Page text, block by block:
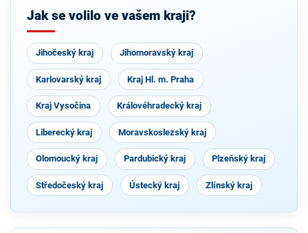
Jak se volilo ve vašem kraji?
Jihočeský kraj Jihomoravský kraj
Karlovarský kraj Kraj Hl. m. Praha
Kraj Vysočina Královéhradecký kraj
Liberecký kraj Moravskoslezský kraj
Olomoucký kraj Pardubický kraj Plzeňský kraj
Středočeský kraj Ústecký kraj Zlínský kraj